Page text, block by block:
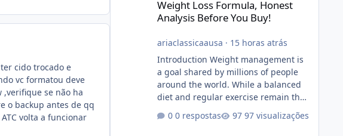
cido trocado e
vc formatou deve
,verifique se não ha
o backup antes de qq
volta a funcionar
Weight Loss Formula, Honest
Analysis Before You Buy!
ariaclassicaausa · 15 horas atrás
Introduction Weight management is
a goal shared by millions of people
around the world. While a balanced
diet and regular exercise remain the
many individuals also explore dietary
0 respostas 97 visualizações